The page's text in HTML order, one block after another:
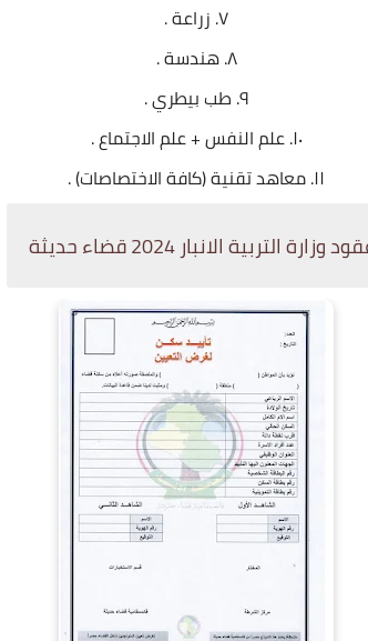
٧. زراعة .
٨. هندسة .
٩. طب بيطري .
١٠. علم النفس + علم الاجتماع .
١١. معاهد تقنية (كافة الاختصاصات) .
الانبار 2024 قضاء حديثة